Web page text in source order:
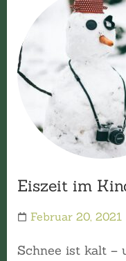
Eiszeit im
Februar 20, 2021
Schnee ist kalt –